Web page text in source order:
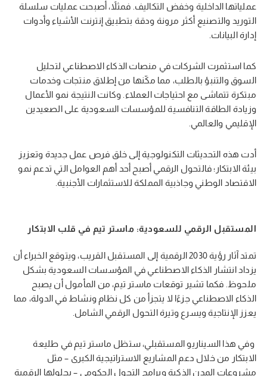
عملياتها الداخلية وخفض التكاليف. فمثلاً، أصبحت عمليات سلسلة
التوريد والتصنيع أكثر مرونة ودقة بتطبيق إنترنت الأشياء وأدوات
إدارة البيانات.
كما استثمرت الشركات في منصات الذكاء الاصطناعي لتحليل
السوق والتنبؤ بالطلب، مما مكّنها من إطلاق منتجات وخدمات
مبتكرة تتماشى مع احتياجات العملاء. وكانت النتيجة نمو الأعمال
وزيادة الطاقة التنافسية للمؤسسات السعودية على الصعيدين
الإقليمي والعالمي.
أدت هذه التحديثات التكنولوجية إلى خلق فرص عمل جديدة وتعزيز
بيئة الابتكار؛ فالتحول الرقمي أصبح أحد أهم العوامل التي تدعم نمو
الاقتصاد الوطني وجاذبية المملكة للاستثمارات الأجنبية.
المستقبل الرقمي للسعودية: ماستر تيم في قلب الابتكار
تمتد آثار رؤية 2030 الرقمية إلى المستقبل القريب، ويتوقع الخبراء أن
يزداد انتشار الذكاء الاصطناعي في المؤسسات السعودية بشكل
ملحوظ. فكما تشير توقعات ماستر تيم، من المأمول أن يصبح
الذكاء الاصطناعي جزءًا لا يتجزأ من كل نظام ونشاط في الدولة، مما
يعزز الإنتاجية ويسرع وتيرة التحول الرقمي الشامل.
وفي هذا السيناريو المستقبلي، ستظل ماستر تيم في طليعة
الابتكار من خلال دعم المشاريع الاستراتيجية الكبرى – مثل
مشروعات المدن الذكية وبرامج التحول الحكومي – بحلولها الرقمية